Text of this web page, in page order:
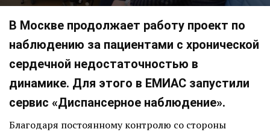
В Москве продолжает работу проект по
наблюдению за пациентами с хронической
сердечной недостаточностью в
динамике. Для этого в ЕМИАС запустили
сервис «Диспансерное наблюдение».
Благодаря постоянному контролю со стороны